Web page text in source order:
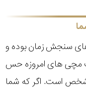
های سنجش زمان بوده و
مچی های امروزه حس
شخص است. اگر که شما